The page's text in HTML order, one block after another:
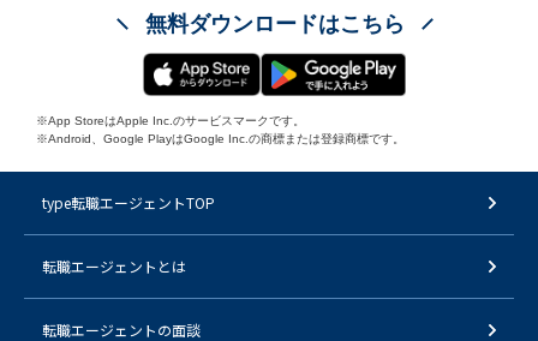
無料ダウンロードはこちら
※App StoreはApple Inc.のサービスマークです。
※Android、Google PlayはGoogle Inc.の商標または登録商標です。
type転職エージェントTOP
転職エージェントとは
転職エージェントの面談